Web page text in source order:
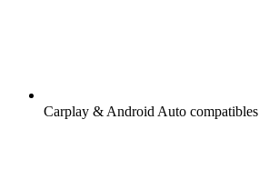
Carplay & Android Auto compatibles